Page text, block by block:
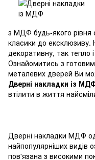
з МДФ будь-якого рівня
класики до ексклюзиву.
декоративну, так тепло
Ознайомитись з
металевих дверей Ви
Дверні накладки із
втілити в життя
Дверні накладки МДФ
найпопулярніших видів
пов'язана з високими